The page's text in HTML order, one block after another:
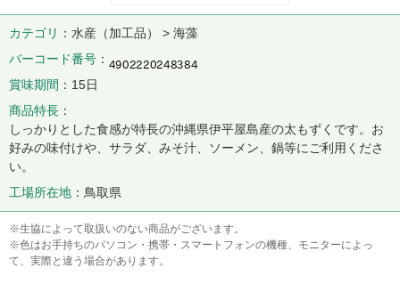
カテゴリ
水産（加工品） > 海藻
バーコード番号
賞味期間
15日
商品特長
しっかりとした食感が特長の沖縄県伊平屋島産の太もずくです。お
好みの味付けや、サラダ、みそ汁、ソーメン、鍋等にご利用くださ
い。
工場所在地
鳥取県
※生協によって取扱いのない商品がございます。
※色はお手持ちのパソコン・携帯・スマートフォンの機種、モニターによっ
て、実際と違う場合があります。